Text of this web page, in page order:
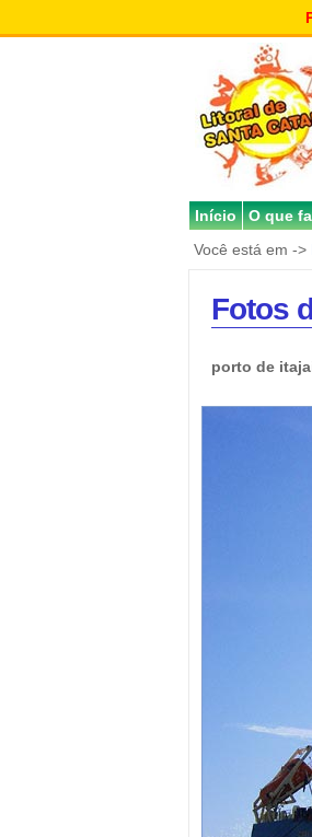
Início O que
Você está em ->
Fotos
porto de